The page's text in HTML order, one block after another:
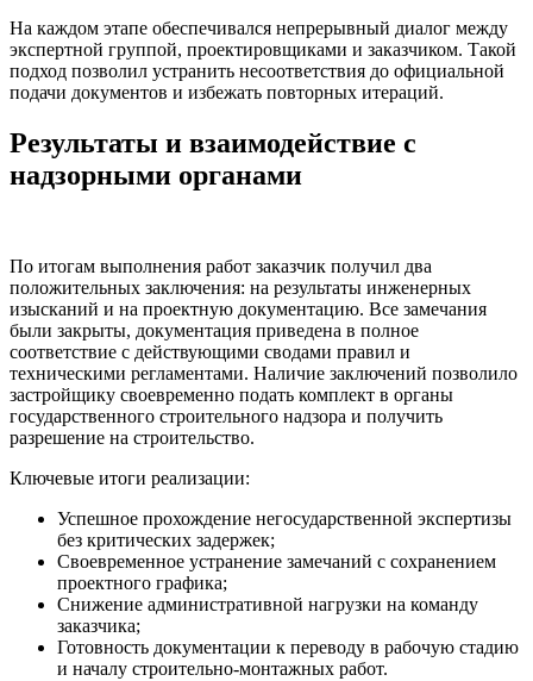
На каждом этапе обеспечивался непрерывный диалог между
экспертной группой, проектировщиками и заказчиком. Такой
подход позволил устранить несоответствия до официальной
подачи документов и избежать повторных итераций.
Результаты и взаимодействие с
надзорными органами
По итогам выполнения работ заказчик получил два
положительных заключения: на результаты инженерных
изысканий и на проектную документацию. Все замечания
были закрыты, документация приведена в полное
соответствие с действующими сводами правил и
техническими регламентами. Наличие заключений позволило
застройщику своевременно подать комплект в органы
государственного строительного надзора и получить
разрешение на строительство.
Ключевые итоги реализации:
Успешное прохождение негосударственной экспертизы
без критических задержек;
Своевременное устранение замечаний с сохранением
проектного графика;
Снижение административной нагрузки на команду
заказчика;
Готовность документации к переводу в рабочую стадию
и началу строительно-монтажных работ.